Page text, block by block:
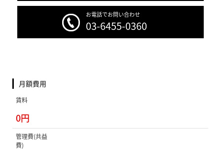
お電話でお問い合わせ
03-6455-0360
月額費用
賃料
0円
管理費(共益
費)